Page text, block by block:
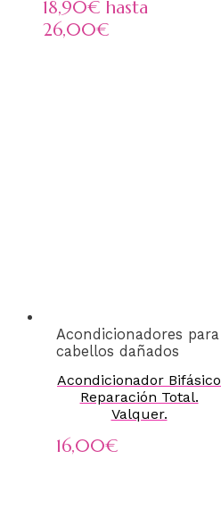
18,90€ hasta
26,00€
Acondicionadores para
cabellos dañados
Acondicionador Bifásico
Reparación Total.
Valquer.
16,00€